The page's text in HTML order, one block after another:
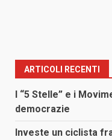
ARTICOLI RECENTI
I “5 Stelle” e i
democrazie
Investe un ciclista